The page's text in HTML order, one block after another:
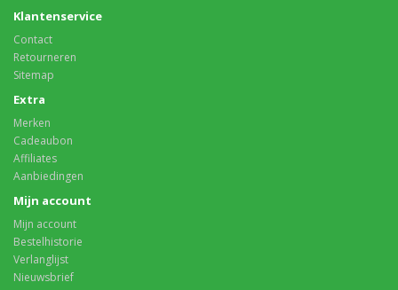
Klantenservice
Contact
Retourneren
Sitemap
Extra
Merken
Cadeaubon
Affiliates
Aanbiedingen
Mijn account
Mijn account
Bestelhistorie
Verlanglijst
Nieuwsbrief